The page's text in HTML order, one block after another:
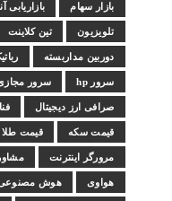
بازار سهام بازاریابی
تلویزیون تین کلاینت
دوربین مداربسته
سرور hp سرور
صرافی ارز دیجیتال
قیمت سکه قیمت طلا
مرورگر اینترنت
هواوی هوش